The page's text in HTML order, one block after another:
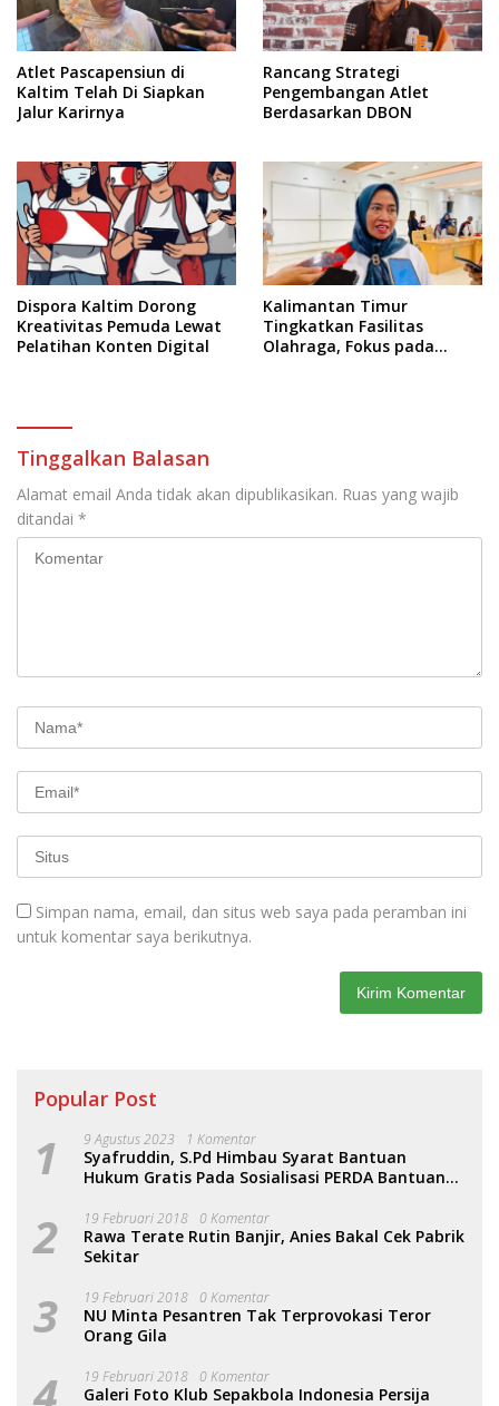
Atlet Pascapensiun di
Kaltim Telah Di Siapkan
Jalur Karirnya
Rancang Strategi
Pengembangan Atlet
Berdasarkan DBON
Dispora Kaltim Dorong
Kreativitas Pemuda Lewat
Pelatihan Konten Digital
Kalimantan Timur
Tingkatkan Fasilitas
Olahraga, Fokus pada
Tinggalkan Balasan
Alamat email Anda tidak akan dipublikasikan. Ruas yang wajib
ditandai *
Simpan nama, email, dan situs web saya pada peramban ini
untuk komentar saya berikutnya.
Popular Post
1 9 Agustus 2023 1 Komentar
Syafruddin, S.Pd Himbau Syarat Bantuan
Hukum Gratis Pada Sosialisasi PERDA Bantuan
2 19 Februari 2018 0 Komentar
Rawa Terate Rutin Banjir, Anies Bakal Cek Pabrik
Sekitar
3 19 Februari 2018 0 Komentar
NU Minta Pesantren Tak Terprovokasi Teror
Orang Gila
19 Februari 2018 0 Komentar
Galeri Foto Klub Sepakbola Indonesia Persija